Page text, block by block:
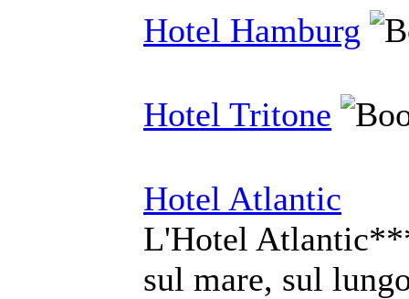
Hotel Hamburg
Hotel Tritone
Hotel Atlantic
L'Hotel
sul mare, sul